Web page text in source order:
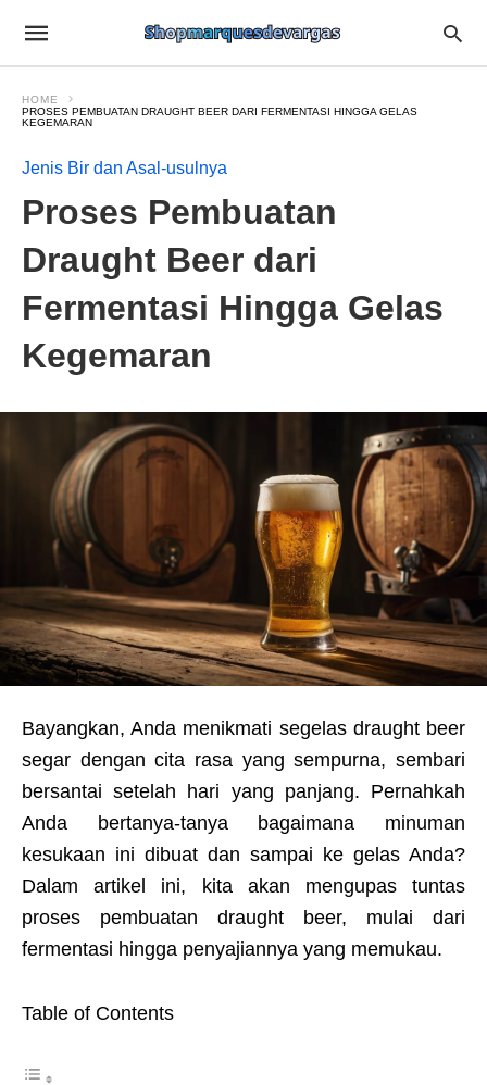
HOME
PROSES PEMBUATAN DRAUGHT BEER DARI FERMENTASI HINGGA GELAS
KEGEMARAN
Jenis Bir dan Asal-usulnya
Proses Pembuatan
Draught Beer dari
Fermentasi Hingga Gelas
Kegemaran
Bayangkan, Anda menikmati segelas draught beer
segar dengan cita rasa yang sempurna, sembari
bersantai setelah hari yang panjang. Pernahkah
Anda bertanya-tanya bagaimana minuman
kesukaan ini dibuat dan sampai ke gelas Anda?
Dalam artikel ini, kita akan mengupas tuntas
proses pembuatan draught beer, mulai dari
fermentasi hingga penyajiannya yang memukau.
Table of Contents